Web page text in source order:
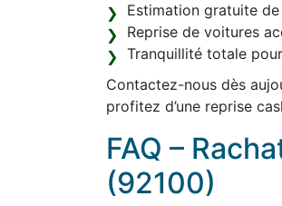
Estimation gratuite
Reprise de voitures
Tranquillité totale
Contactez-nous dès
profitez d’une reprise
FAQ –
(92100)